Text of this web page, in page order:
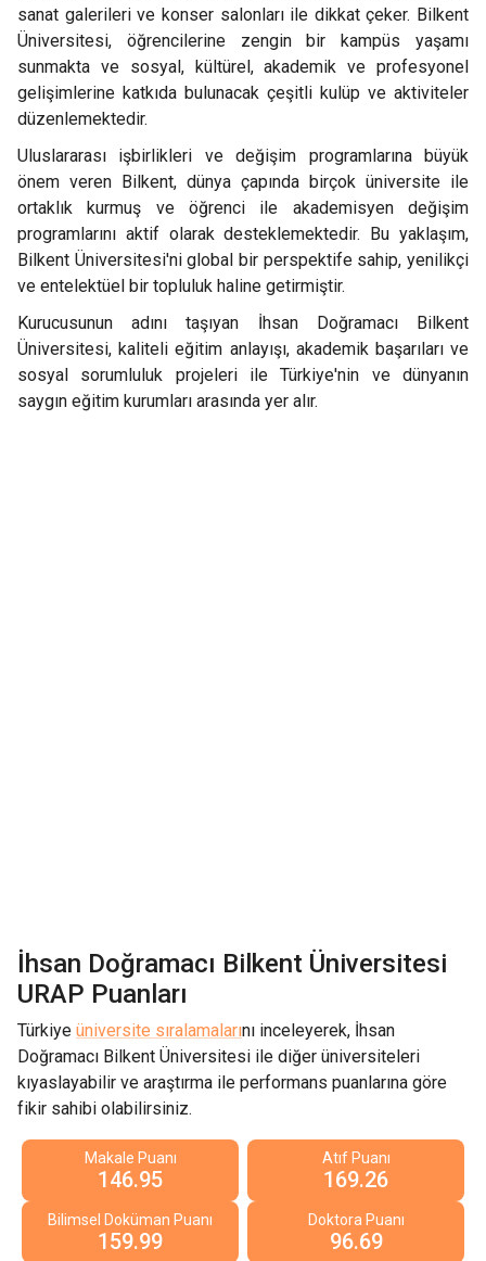
sanat galerileri ve konser salonları ile dikkat çeker. Bilkent
Üniversitesi, öğrencilerine zengin bir kampüs yaşamı
sunmakta ve sosyal, kültürel, akademik ve profesyonel
gelişimlerine katkıda bulunacak çeşitli kulüp ve aktiviteler
düzenlemektedir.
Uluslararası işbirlikleri ve değişim programlarına büyük
önem veren Bilkent, dünya çapında birçok üniversite ile
ortaklık kurmuş ve öğrenci ile akademisyen değişim
programlarını aktif olarak desteklemektedir. Bu yaklaşım,
Bilkent Üniversitesi'ni global bir perspektife sahip, yenilikçi
ve entelektüel bir topluluk haline getirmiştir.
Kurucusunun adını taşıyan İhsan Doğramacı Bilkent
Üniversitesi, kaliteli eğitim anlayışı, akademik başarıları ve
sosyal sorumluluk projeleri ile Türkiye'nin ve dünyanın
saygın eğitim kurumları arasında yer alır.
İhsan Doğramacı Bilkent Üniversitesi
URAP Puanları
Türkiye üniversite sıralamalarını inceleyerek, İhsan
Doğramacı Bilkent Üniversitesi ile diğer üniversiteleri
kıyaslayabilir ve araştırma ile performans puanlarına göre
fikir sahibi olabilirsiniz.
Makale Puanı
146.95
Atıf Puanı
169.26
Bilimsel Doküman Puanı
159.99
Doktora Puanı
96.69